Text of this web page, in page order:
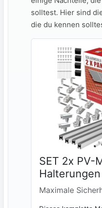
⁤solltest. Hier sind‌
die du kennen
SET 2x PV-
Halterungen
Maximale